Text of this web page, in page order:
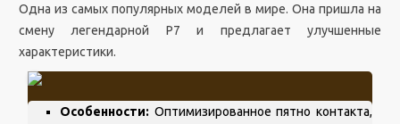
Одна из самых популярных моделей в мире. Она пришла на
смену легендарной P7 и предлагает улучшенные
характеристики.
Особенности: Оптимизированное пятно контакта,